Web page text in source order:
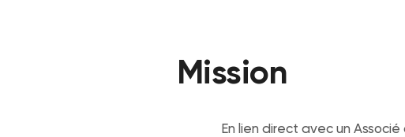
Mission
En lien direct avec un